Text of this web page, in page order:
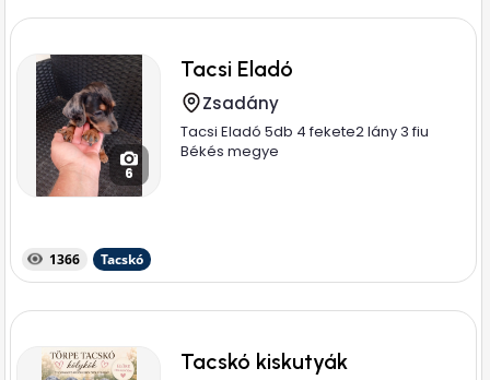
6
Tacsi Eladó
Zsadány
Tacsi Eladó 5db 4 fekete2 lány 3 fiu
Békés megye
1366 Tacskó
Tacskó kiskutyák